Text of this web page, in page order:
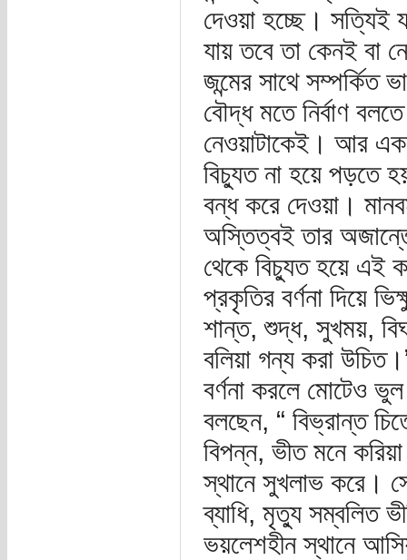
দেওয়া হচ্ছে। সত্যিই
যায় তবে তা কেনই বা
জন্মের সাথে সম্পর্কিত
বৌদ্ধ মতে নির্বাণ
নেওয়াটাকেই। আর
বিচ্যুত না হয়ে পড়তে
বন্ধ করে দেওয়া।
অস্তিত্বই তার
থেকে বিচ্যুত হয়ে এই
প্রকৃতির বর্ণনা দিয়ে
শান্ত, শুদ্ধ, সুখময়,
বলিয়া গন্য করা
বর্ণনা করলে মোটেও
বলছেন, “ বিভ্রান্ত
বিপন্ন, ভীত মনে
স্থানে সুখলাভ করে।
ব্যাধি, মৃত্যু সম্বলিত
ভয়লেশহীন স্থানে